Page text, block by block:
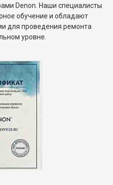
Denon. Наши специалисты
обучение и обладают
для проведения ремонта
уровне.